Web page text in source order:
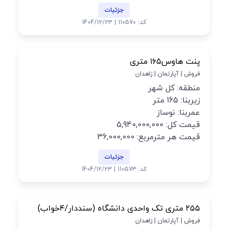
جزئیات
کد: 110570 | 1404/12/23
پنت هاوس۱۶۵ متری
فروش | آپارتمان | زاهدان
منطقه: کل شهر
زیربنا: 165 متر
عمربنا: نوساز
قیمت کل: 5,940,000,000
قیمت هر مترمربع: 36,000,000
جزئیات
کد: 110573 | 1404/12/23
۲۵۵ متری تک واحدی دانشگاه (سنددار/۴خواب)
فروش | آپارتمان | زاهدان